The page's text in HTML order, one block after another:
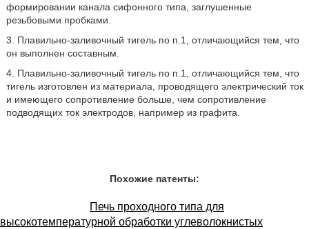
формировании канала сифонного типа, заглушенные
резьбовыми пробками.
3. Плавильно-заливочный тигель по п.1, отличающийся тем, что
он выполнен составным.
4. Плавильно-заливочный тигель по п.1, отличающийся тем, что
тигель изготовлен из материала, проводящего электрический ток
и имеющего сопротивление больше, чем сопротивление
подводящих ток электродов, например из графита.
Похожие патенты:
Печь проходного типа для
высокотемпературной обработки углеволокнистых